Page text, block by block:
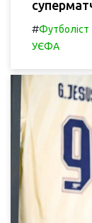
#Футболіст
УЄФА